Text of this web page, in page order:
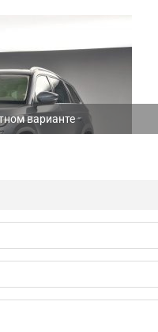
варианте